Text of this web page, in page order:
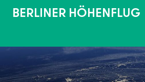
BERLINER HÖHENFLUG